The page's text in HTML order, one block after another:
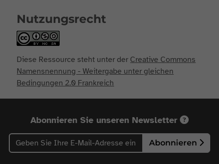
Nutzungsrecht
Diese Ressource steht unter der Creative Commons
Namensnennung - Weitergabe unter gleichen
Bedingungen 2.0 Frankreich
Abonnieren Sie unseren Newsletter
Abonnieren